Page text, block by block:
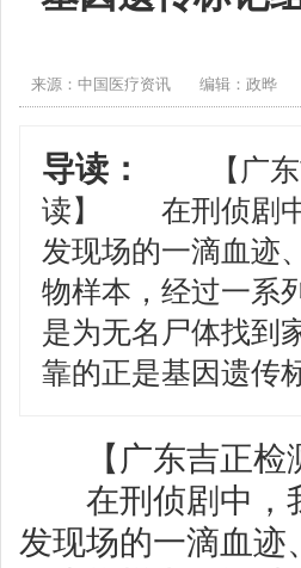
来源：中国医疗资讯 编辑：政晔
导读：
【广东吉
读】 在刑侦剧中
发现场的一滴血迹
物样本，经过一系
是为无名尸体找到
靠的正是基因遗传
【广东吉正检
在刑侦剧中，我
发现场的一滴血迹